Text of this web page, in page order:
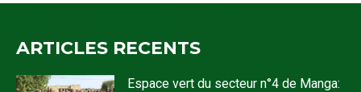
ARTICLES RECENTS
Espace vert du secteur n°4 de Manga: